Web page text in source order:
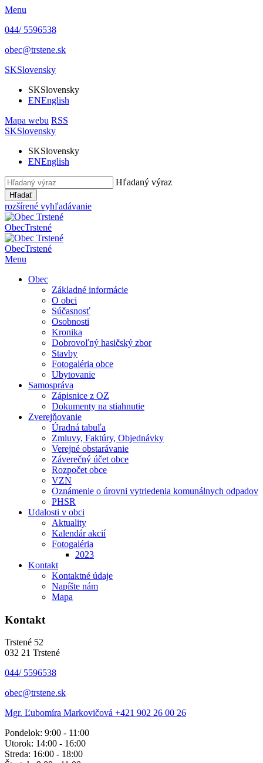
Menu
044/ 5596538
obec@trstene.sk
SKSlovensky
SKSlovensky
ENEnglish
Mapa webu RSS
SKSlovensky
SKSlovensky
ENEnglish
Hľadaný výraz
Hľadať
rozšírené vyhľadávanie
ObecTrstené
ObecTrstené
Menu
Obec
Základné informácie
O obci
Súčasnosť
Osobnosti
Kronika
Dobrovoľný hasičský zbor
Stavby
Fotogaléria obce
Ubytovanie
Samospráva
Zápisnice z OZ
Dokumenty na stiahnutie
Zverejňovanie
Úradná tabuľa
Zmluvy, Faktúry, Objednávky
Verejné obstarávanie
Záverečný účet obce
Rozpočet obce
VZN
Oznámenie o úrovni vytriedenia komunálnych odpadov
PHSR
Udalosti v obci
Aktuality
Kalendár akcií
Fotogaléria
2023
Kontakt
Kontaktné údaje
Napíšte nám
Mapa
Kontakt
Trstené 52
032 21 Trstené
044/ 5596538
obec@trstene.sk
Mgr. Ľubomíra Markovičová +421 902 26 00 26
Pondelok: 9:00 - 11:00
Utorok: 14:00 - 16:00
Streda: 16:00 - 18:00